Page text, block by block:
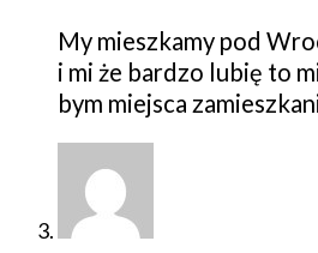
My mieszkamy pod
i mi że bardzo lubię to
bym miejsca